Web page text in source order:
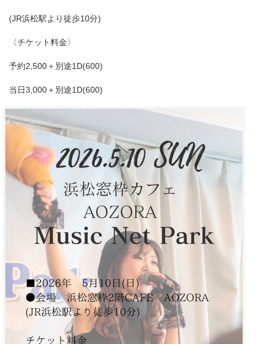
(JR浜松駅より徒歩10分)
〈チケット料金〉
予約2,500＋別途1D(600)
当日3,000＋別途1D(600)